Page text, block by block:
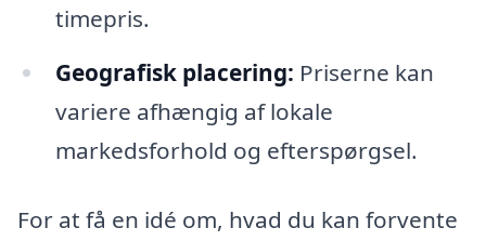
timepris.
Geografisk placering: Priserne kan
variere afhængig af lokale
markedsforhold og efterspørgsel.
For at få en idé om, hvad du kan forvente